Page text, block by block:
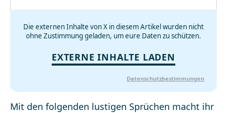
Die externen Inhalte von X in diesem Artikel wurden nicht
ohne Zustimmung geladen, um eure Daten zu schützen.
EXTERNE INHALTE LADEN
Datenschutzbestimmungen
Mit den folgenden lustigen Sprüchen macht ihr